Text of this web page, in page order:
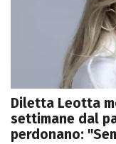
Diletta Leotta
settimane dal
perdonano: